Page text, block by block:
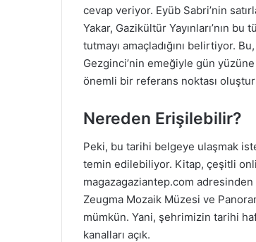
cevap veriyor. Eyüb Sabri’nin
Yakar, Gazikültür Yayınları’nın
tutmayı amaçladığını belirtiyor.
Gezginci’nin emeğiyle gün
önemli bir referans noktası
Nereden Erişilebilir?
Peki, bu tarihi belgeye ulaşmak
temin edilebiliyor. Kitap, çeşitli
magazagaziantep.com
Zeugma Mozaik Müzesi ve
mümkün. Yani, şehrimizin tarihi
kanalları açık.